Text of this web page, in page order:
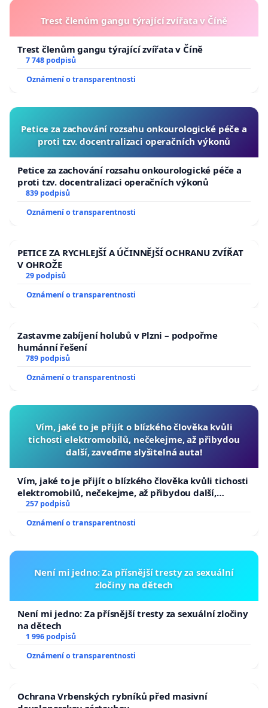
Trest členům gangu týrající zvířata v Číně
Trest členům gangu týrající zvířata v Číně
7 748 podpisů
Oznámení o transparentnosti
Petice za zachování rozsahu onkourologické péče a
proti tzv. docentralizaci operačních výkonů
Petice za zachování rozsahu onkourologické péče a
proti tzv. docentralizaci operačních výkonů
839 podpisů
Oznámení o transparentnosti
PETICE ZA RYCHLEJŠÍ A ÚČINNĚJŠÍ OCHRANU ZVÍŘAT
V OHROŽE
29 podpisů
Oznámení o transparentnosti
Zastavme zabíjení holubů v Plzni – podpořme
humánní řešení
789 podpisů
Oznámení o transparentnosti
Vím, jaké to je přijít o blízkého člověka kvůli
tichosti elektromobilů, nečekejme, až přibydou
další, zaveďme slyšitelná auta!
Vím, jaké to je přijít o blízkého člověka kvůli tichosti
elektromobilů, nečekejme, až přibydou další,
zaveďme slyšitelná auta!
257 podpisů
Oznámení o transparentnosti
Není mi jedno: Za přísnější tresty za sexuální
zločiny na dětech
Není mi jedno: Za přísnější tresty za sexuální zločiny
na dětech
1 996 podpisů
Oznámení o transparentnosti
Ochrana Vrbenských rybníků před masivní